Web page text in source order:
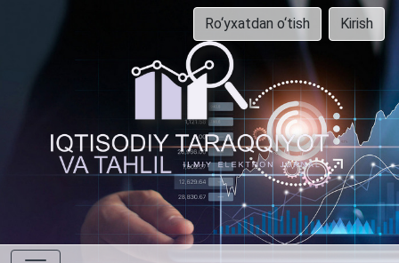
Ro‘yxatdan o‘tish Kirish